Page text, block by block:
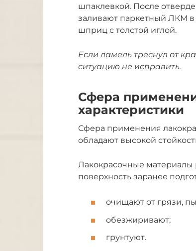
шпаклевкой. После
заливают паркетный ЛКМ в
шприц с толстой иглой.
Если ламель треснул от
ситуацию не исправить.
Сфера
характеристики
Сфера применения
обладают высокой
Лакокрасочные
поверхность заранее
очищают от грязи,
обезжиривают;
грунтуют.